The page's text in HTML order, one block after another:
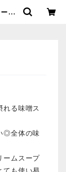
】 |
れる味噌ス
◎全体の味
ームスープ
ても使い易